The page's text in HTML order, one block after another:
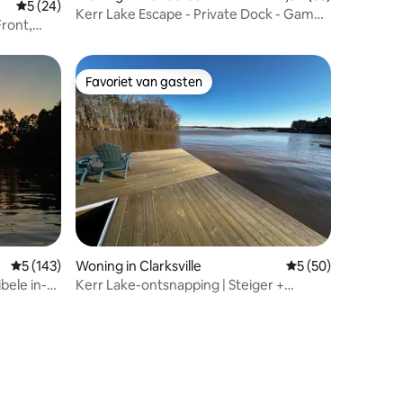
Gemiddelde beoordeling van 5 uit 5, 24 recensies
5 (24)
Kerr Lake Escape - Private Dock - Game
Gemiddelde beoordeling van 5 uit 5, 143 recensies
5 (143)
in-
Favoriet van gasten
Favoriet van gasten
Woning in Clarksville Gemiddelde
5 (50)
Kerr Lake-ontsnapping | Steiger +